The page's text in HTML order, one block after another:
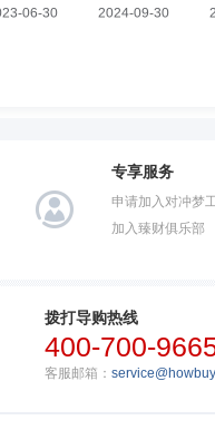
专享服务
申请加入对冲梦
加入臻财俱乐部
拨打导购热线
400-700-
客服邮箱：